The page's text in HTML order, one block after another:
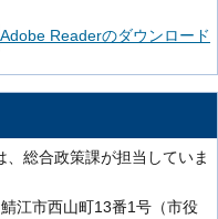
Adobe Readerのダウンロード
、総合政策課が担当していま
江市西山町13番1号（市役